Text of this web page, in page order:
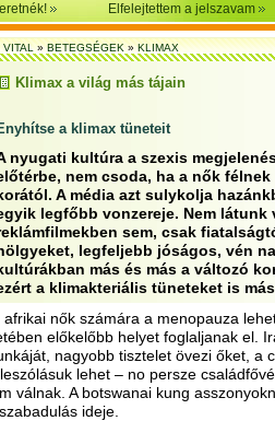
Elfelejtettem a jelszavam
VITAL»BETEGSÉGEK»KLIMAX
Klimax a világ más tájain
a klimax tüneteit
nyugati kultúra a szexis
nem csoda, ha a nők
A média azt sulykolja
legfőbb vonzereje. Nem látunk
sem, csak
legfeljebb jóságos, vén
más és más a változó
a klimakteriális tüneteket is
afrikai nők számára a menopauza
előkelőbb helyet foglaljanak el.
nagyobb tisztelet övezi őket, a
lehet – no persze
válnak. A botswanai kung
ideje.